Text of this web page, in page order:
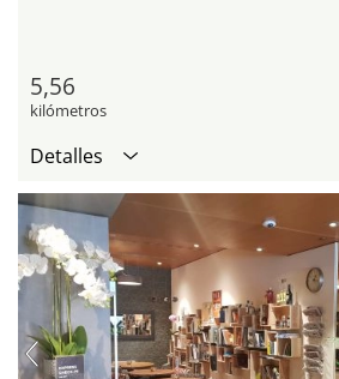
5,56
kilómetros
Detalles